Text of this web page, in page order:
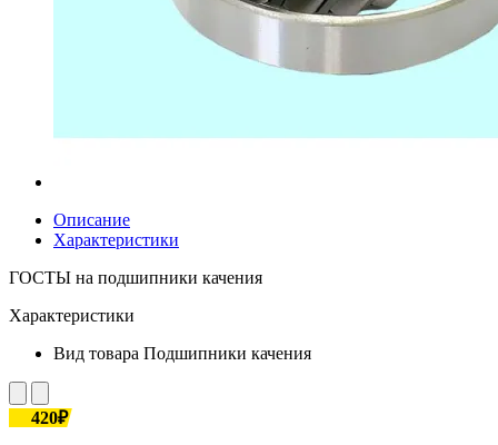
Описание
Характеристики
ГОСТЫ на подшипники качения
Характеристики
Вид товара Подшипники качения
420₽